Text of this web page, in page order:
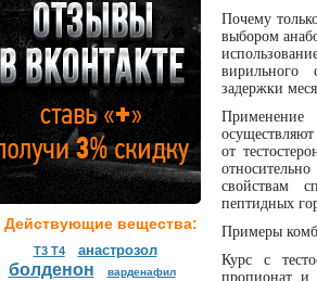
Почему
выбором
вирильного
задержки
Применение
от
свойствам
пептидных
Примеры
Курс с
пропионат и
Действующие вещества:
Т3 Т4 анастрозол
болденон варденафил